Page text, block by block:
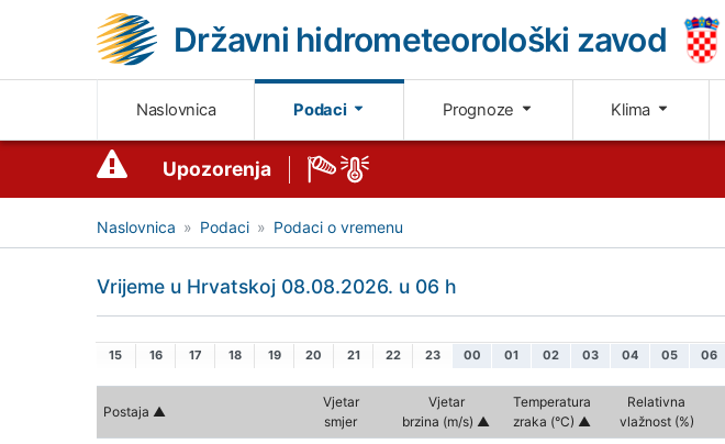
Državni hidrometeorološki zavod
Naslovnica Podaci Prognoze Klima
Upozorenja
Naslovnica Podaci Podaci o vremenu
Vrijeme u Hrvatskoj 08.08.2026. u 06 h
15 16 17 18 19 20 21 22 23 00 01 02 03 04 05 06
Postaja
Vjetar
smjer
Vjetar
brzina (m/s)
Temperatura
zraka (°C)
Relativna
vlažnost (%)